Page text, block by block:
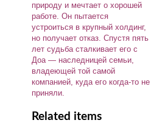
природу и мечтает о хорошей
работе. Он пытается
устроиться в крупный холдинг,
но получает отказ. Спустя пять
лет судьба сталкивает его с
Доа — наследницей семьи,
владеющей той самой
компанией, куда его когда-то не
приняли.
Related items